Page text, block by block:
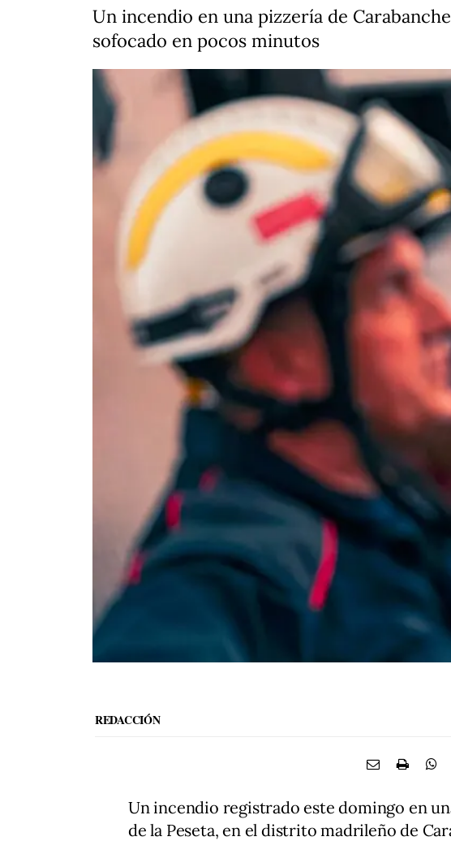
Un incendio en una pizzería de
sofocado en pocos minutos
REDACCIÓN
Un incendio registrado este domingo en
de la Peseta, en el distrito madrileño de